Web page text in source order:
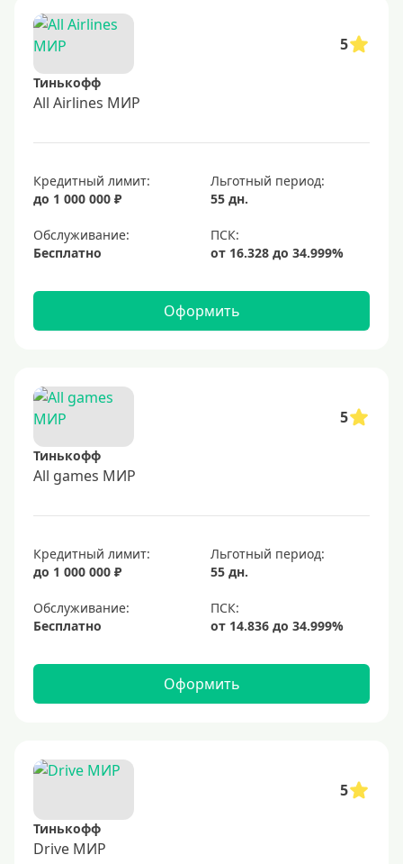
5
Тинькофф
All Airlines МИР
Кредитный лимит:
до 1 000 000 ₽
Льготный период:
55 дн.
Обслуживание:
Бесплатно
Оформить
5
Тинькофф
All games МИР
Кредитный лимит:
до 1 000 000 ₽
Льготный период:
55 дн.
Обслуживание:
Бесплатно
Оформить
5
Тинькофф
Drive МИР